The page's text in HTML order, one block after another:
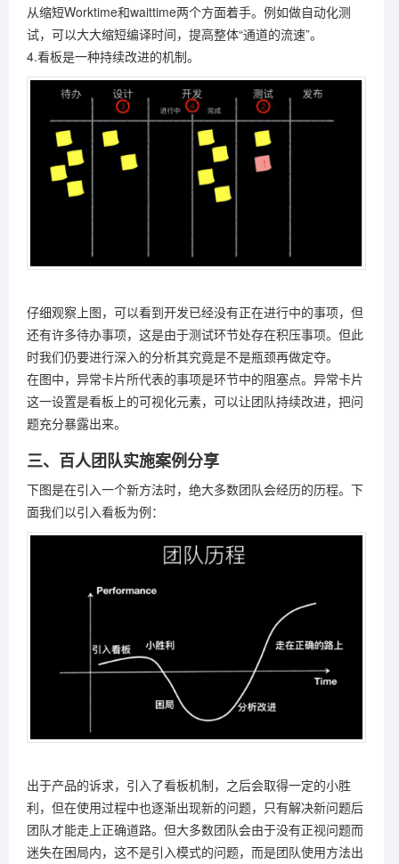
从缩短Worktime和waittime两个方面着手。例如做自动化测
试，可以大大缩短编译时间，提高整体“通道的流速”。
4.看板是一种持续改进的机制。
仔细观察上图，可以看到开发已经没有正在进行中的事项，但
还有许多待办事项，这是由于测试环节处存在积压事项。但此
时我们仍要进行深入的分析其究竟是不是瓶颈再做定夺。
在图中，异常卡片所代表的事项是环节中的阻塞点。异常卡片
这一设置是看板上的可视化元素，可以让团队持续改进，把问
题充分暴露出来。
三、百人团队实施案例分享
下图是在引入一个新方法时，绝大多数团队会经历的历程。下
面我们以引入看板为例：
出于产品的诉求，引入了看板机制，之后会取得一定的小胜
利，但在使用过程中也逐渐出现新的问题，只有解决新问题后
团队才能走上正确道路。但大多数团队会由于没有正视问题而
迷失在困局内，这不是引入模式的问题，而是团队使用方法出